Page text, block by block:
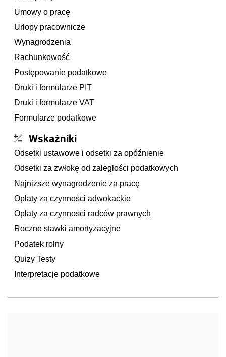
Umowy o pracę
Urlopy pracownicze
Wynagrodzenia
Rachunkowość
Postępowanie podatkowe
Druki i formularze PIT
Druki i formularze VAT
Formularze podatkowe
Wskaźniki
Odsetki ustawowe i odsetki za opóźnienie
Odsetki za zwłokę od zaległości podatkowych
Najniższe wynagrodzenie za pracę
Opłaty za czynności adwokackie
Opłaty za czynności radców prawnych
Roczne stawki amortyzacyjne
Podatek rolny
Quizy Testy
Interpretacje podatkowe